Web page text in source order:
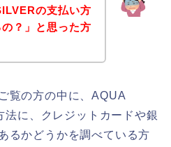
の支払い方
？」と思った方
覧の方の中に、AQUA
に、クレジットカードや銀
るかどうかを調べている方